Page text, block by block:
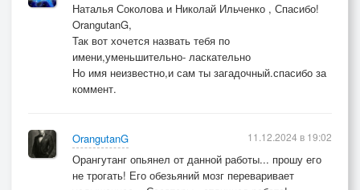
Наталья Соколова и Николай Ильченко , Спасибо!
OrangutanG,
Так вот хочется назвать тебя по
имени,уменьшительно- ласкательно
Но имя неизвестно,и сам ты загадочный.спасибо за
коммент.
OrangutanG
Орангутанг опьянел от данной работы... прошу его
не трогать! Его обезьяний мозг переваривает
11.12.2024 в 19:02